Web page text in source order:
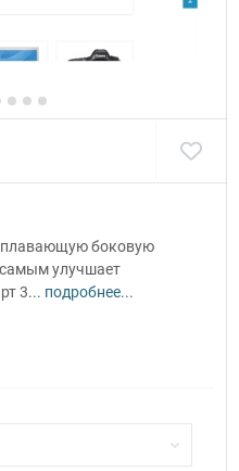
плавающую боковую
самым улучшает
3... подробнее...